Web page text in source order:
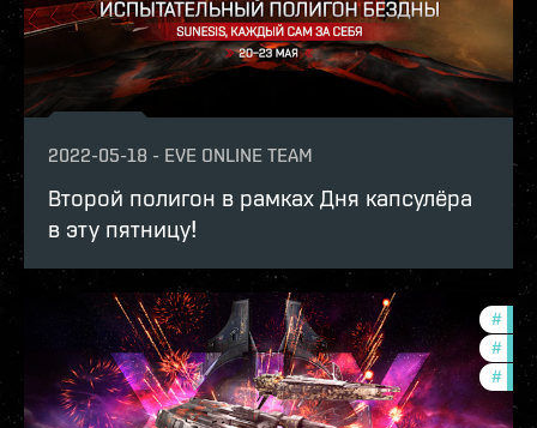
2022-05-18 - EVE ONLINE TEAM
Второй полигон в рамках Дня капсулёра
в эту пятницу!
#
#
#